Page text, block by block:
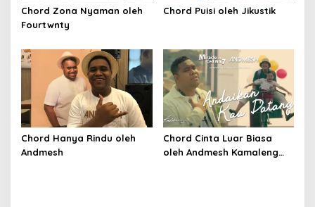
Chord Zona Nyaman oleh
Fourtwnty
Chord Puisi oleh Jikustik
Chord Hanya Rindu oleh
Andmesh
Chord Cinta Luar Biasa
oleh Andmesh Kamaleng